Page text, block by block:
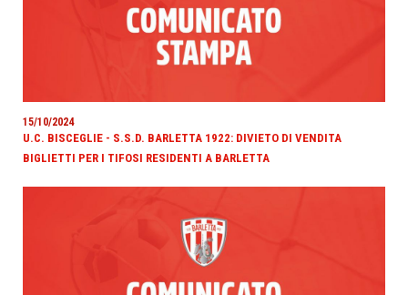
15/10/2024
U.C. BISCEGLIE - S.S.D. BARLETTA 1922: DIVIETO DI VENDITA
BIGLIETTI PER I TIFOSI RESIDENTI A BARLETTA